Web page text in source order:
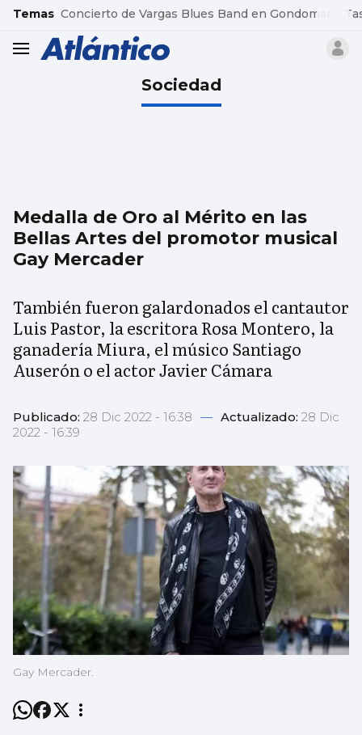
common.go-to-content
Temas Concierto de Vargas Blues Band en Gondomar
header.menu.open
Sociedad
Medalla de Oro al Mérito en las
Bellas Artes del promotor musical
Gay Mercader
También fueron galardonados el cantautor
Luis Pastor, la escritora Rosa Montero, la
ganadería Miura, el músico Santiago
Auserón o el actor Javier Cámara
Publicado: 28 Dic 2022 - 16:38 — Actualizado: 28 Dic
2022 - 16:39
Gay Mercader.